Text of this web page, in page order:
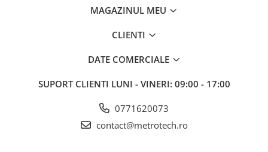
Poansoane si sabloane de marcat
Scule si consumabile industriale
Filiere si tarozi
Discuri de curatare
Subler mecanic Dasqua cu reglaj fin, 150 mm
MAGAZINUL MEU
CLIENTI
DATE COMERCIALE
SUPORT CLIENTI LUNI - VINERI: 09:00 - 17:00
0771620073
contact@metrotech.ro